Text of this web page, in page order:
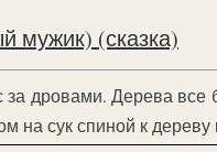
мужик) (сказка)
дровами. Дерева все
на сук спиной к дереву